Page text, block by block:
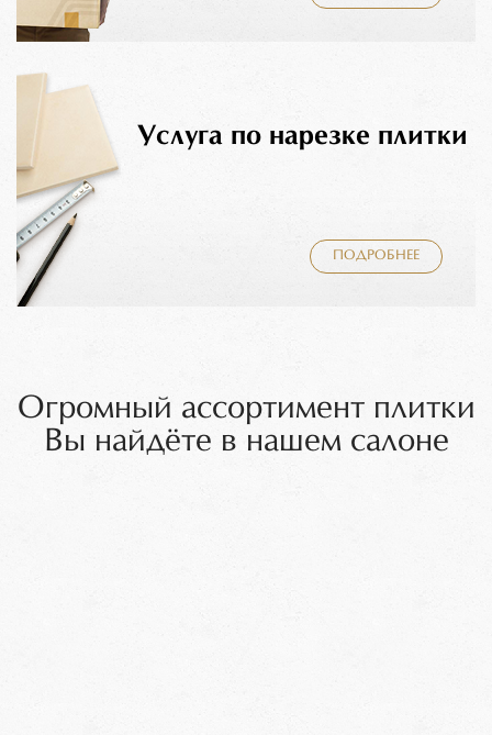
Услуга по нарезке плитки
ПОДРОБНЕЕ
Огромный ассортимент плитки
Вы найдёте в нашем салоне